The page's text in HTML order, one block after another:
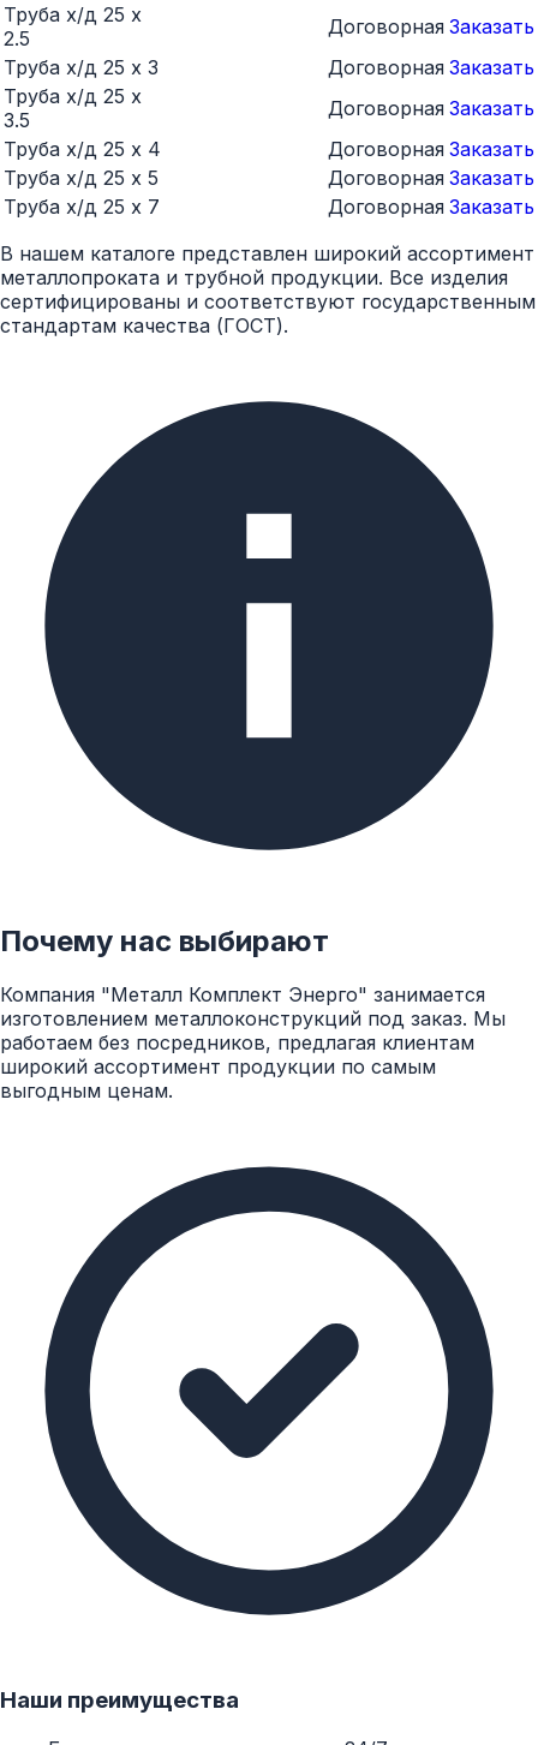
Труба х/д 25 x
2.5
Договорная Заказать
Труба х/д 25 x 3
Договорная Заказать
Труба х/д 25 x
3.5
Договорная Заказать
Труба х/д 25 x 4
Договорная Заказать
Труба х/д 25 x 5
Договорная Заказать
Труба х/д 25 x 7
Договорная Заказать
В нашем каталоге представлен широкий ассортимент
металлопроката и трубной продукции. Все изделия
сертифицированы и соответствуют государственным
стандартам качества (ГОСТ).
Почему нас выбирают
Компания "Металл Комплект Энерго" занимается
изготовлением металлоконструкций под заказ. Мы
работаем без посредников, предлагая клиентам
широкий ассортимент продукции по самым
выгодным ценам.
Наши преимущества